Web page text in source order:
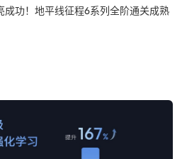
成功！地平线征程6系列全阶通关成熟